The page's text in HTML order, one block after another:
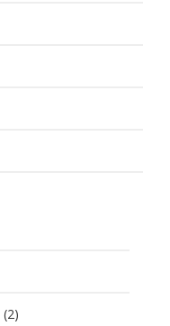
(2)